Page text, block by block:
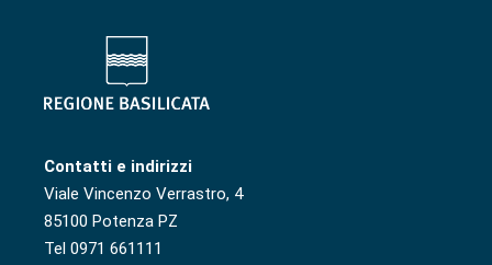
Contatti e indirizzi
Viale Vincenzo Verrastro, 4
85100 Potenza PZ
Tel 0971 661111